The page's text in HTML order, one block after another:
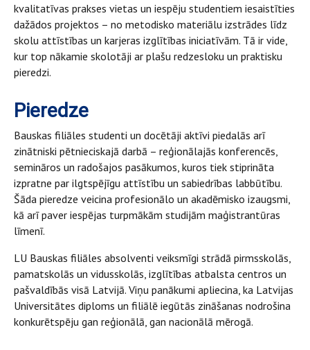
kvalitatīvas prakses vietas un iespēju studentiem iesaistīties
dažādos projektos – no metodisko materiālu izstrādes līdz
skolu attīstības un karjeras izglītības iniciatīvām. Tā ir vide,
kur top nākamie skolotāji ar plašu redzesloku un praktisku
pieredzi.
Pieredze
Bauskas filiāles studenti un docētāji aktīvi piedalās arī
zinātniski pētnieciskajā darbā – reģionālajās konferencēs,
semināros un radošajos pasākumos, kuros tiek stiprināta
izpratne par ilgtspējīgu attīstību un sabiedrības labbūtību.
Šāda pieredze veicina profesionālo un akadēmisko izaugsmi,
kā arī paver iespējas turpmākām studijām maģistrantūras
līmenī.
LU Bauskas filiāles absolventi veiksmīgi strādā pirmsskolās,
pamatskolās un vidusskolās, izglītības atbalsta centros un
pašvaldībās visā Latvijā. Viņu panākumi apliecina, ka Latvijas
Universitātes diploms un filiālē iegūtās zināšanas nodrošina
konkurētspēju gan reģionālā, gan nacionālā mērogā.